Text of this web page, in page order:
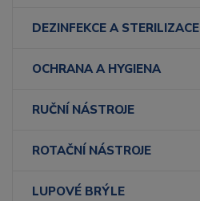
DEZINFEKCE A STERILIZACE
OCHRANA A HYGIENA
RUČNÍ NÁSTROJE
ROTAČNÍ NÁSTROJE
LUPOVÉ BRÝLE